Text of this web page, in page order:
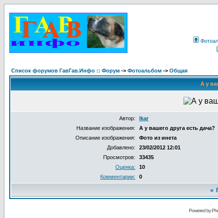
Список форумов ГавГав.Инфо :: Форум -> Фотоальбом -> Общая
А у
Автор:
Ikar
Название изображения:
А у вашего друга есть дача?
Описание изображения:
Фото из инета
Добавлено:
23/02/2012 12:01
Просмотров:
33435
Оценка:
10
Комментарии:
0
«
Powered by